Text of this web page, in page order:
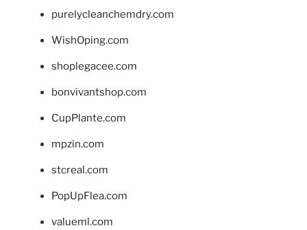
purelycleanchemdry.com
WishOping.com
shoplegacee.com
bonvivantshop.com
CupPlante.com
mpzin.com
stcreal.com
PopUpFlea.com
valueml.com